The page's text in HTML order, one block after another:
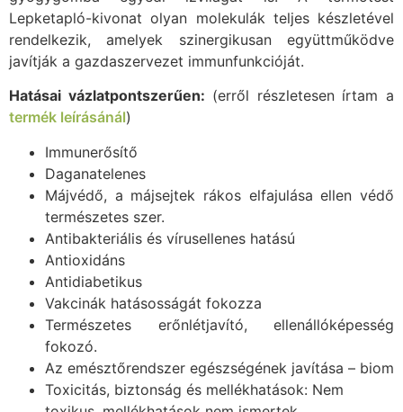
Lepketapló-kivonat olyan molekulák teljes készletével
rendelkezik, amelyek szinergikusan együttműködve
javítják a gazdaszervezet immunfunkcióját.
Hatásai vázlatpontszerűen: (erről részletesen írtam a
termék leírásánál)
Immunerősítő
Daganatelenes
Májvédő, a májsejtek rákos elfajulása ellen védő
természetes szer.
Antibakteriális és vírusellenes hatású
Antioxidáns
Antidiabetikus
Vakcinák hatásosságát fokozza
Természetes erőnlétjavító, ellenállóképesség
fokozó.
Az emésztőrendszer egészségének javítása – biom
Toxicitás, biztonság és mellékhatások: Nem